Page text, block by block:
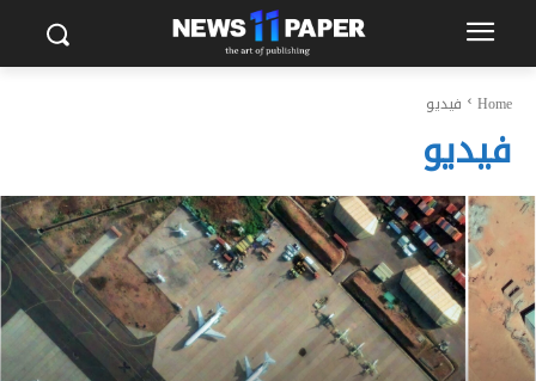
Home فيديو
فيديو